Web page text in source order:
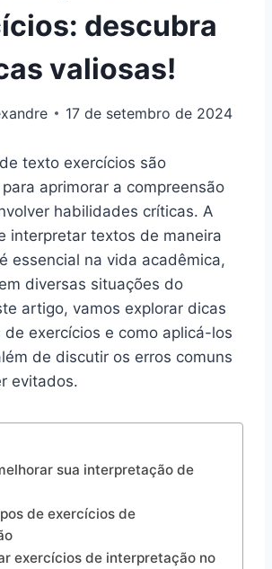
descubra
valiosas!
17 de setembro de 2024
texto exercícios são
aprimorar a compreensão
habilidades críticas. A
interpretar textos de maneira
essencial na vida acadêmica,
diversas situações do
artigo, vamos explorar dicas
exercícios e como aplicá-los
de discutir os erros comuns
evitados.
sua interpretação de
de exercícios de
exercícios de interpretação no